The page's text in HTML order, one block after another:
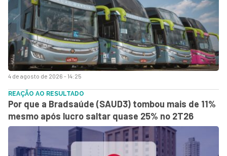
4 de agosto de 2026 - 14:25
REAÇÃO AO RESULTADO
Por que a Bradsaúde (SAUD3) tombou mais de 11%
mesmo após lucro saltar quase 25% no 2T26